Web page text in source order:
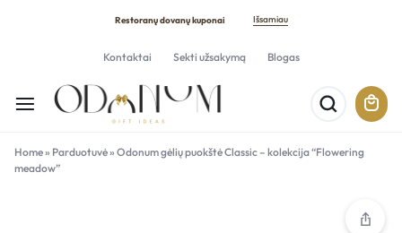
Restoranų dovanų kuponai Išsamiau
Kontaktai Sekti užsakymą Blogas
Home» Parduotuvė» Odonum gėlių puokštė Classic – kolekcija “Flowering
meadow”